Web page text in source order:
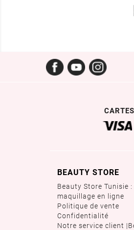
FacebookYouTube
BEAUTY STORE
Beauty Store Tunisie :
maquillage en ligne
Politique de vente
Confidentialité
Notre service client